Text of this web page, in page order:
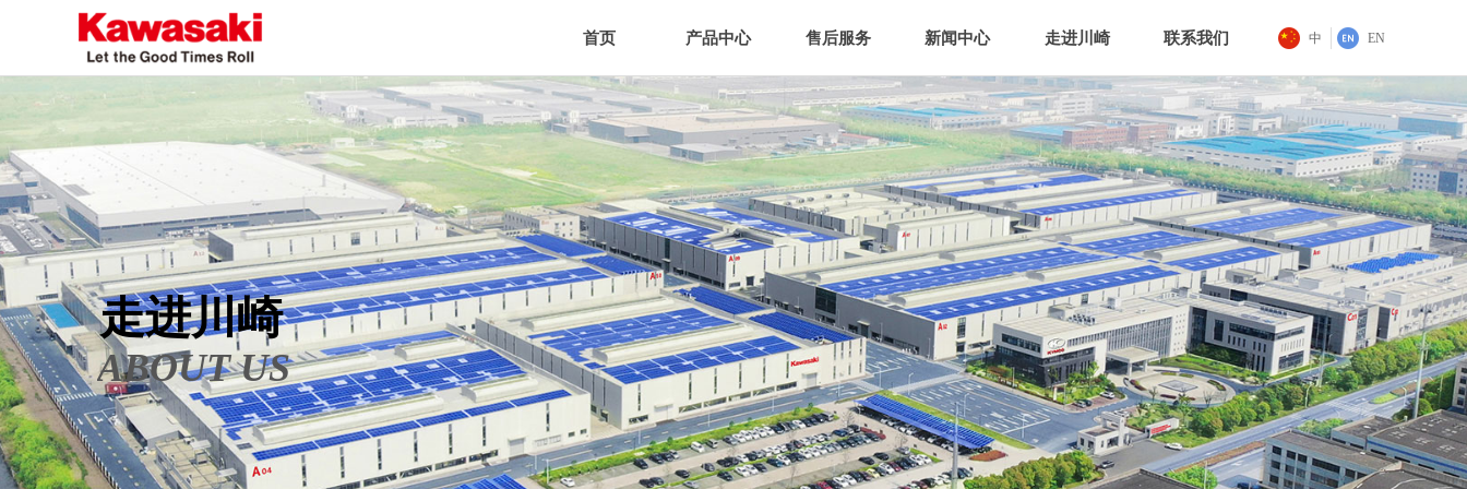
首页
首页
产品中心
产品中心
售后服务
售后服务
新闻中心
新闻中心
走进川崎
走进川崎
联系我们
联系我们
中 EN
走进川崎
ABOUT US